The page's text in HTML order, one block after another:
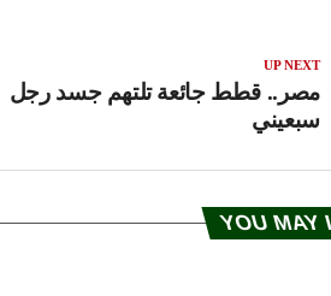
UP NEXT
مصر.. قطط جائعة تلتهم جسد رجل
سبعيني
YOU MAY